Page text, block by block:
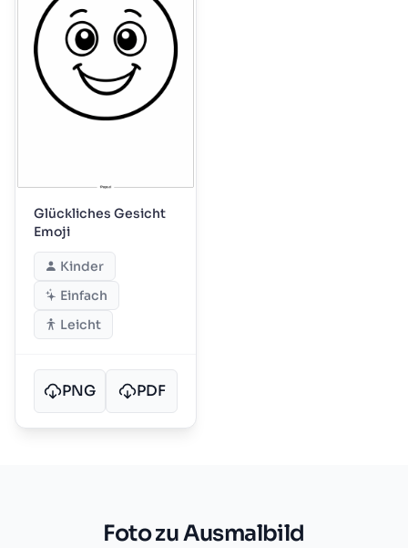
Glückliches Gesicht
Emoji
Kinder
Einfach
Leicht
PNG PDF
Foto zu Ausmalbild